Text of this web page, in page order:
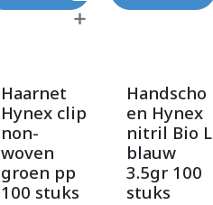
Haarnet
Hynex clip
non-
woven
groen pp
100 stuks
Handscho
en Hynex
nitril Bio L
blauw
3.5gr 100
stuks